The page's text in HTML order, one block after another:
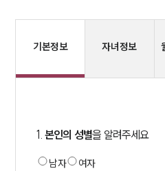
부소개
기본정보 자녀정보
1 .본인의 성별을 알려주세요
남자 여자